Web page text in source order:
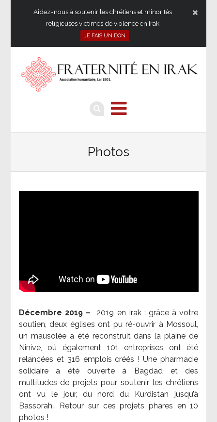
Aidez-nous à soutenir les chrétiens et minorités
religieuses victimes de violence en Irak
JE FAIS UN DON
Photos
Décembre 2019 – 2019 en Irak : grâce à votre
soutien, deux églises ont pu ré-ouvrir à Mossoul,
un mausolée a été reconstruit dans la plaine de
Ninive, où également 101 entreprises ont été
relancées et 316 emplois créés ! Une pharmacie
solidaire a été ouverte à Bagdad et des
multitudes de projets pour soutenir les chrétiens
ont vu le jour, du nord du Kurdistan jusqu’à
Bassorah… Retour sur ces projets phares en 10
photos !